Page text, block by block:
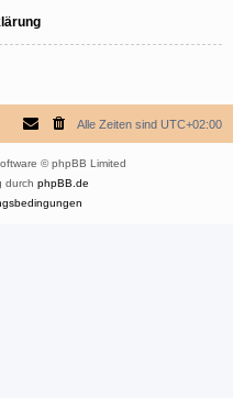
Alle Zeiten sind UTC+02:00
© phpBB Limited
durch phpBB.de